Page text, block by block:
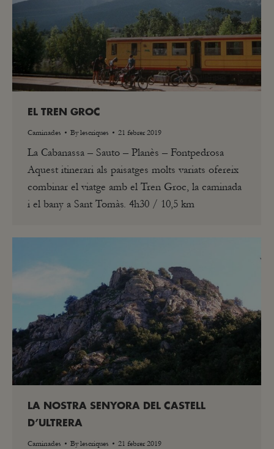
EL TREN GROC
Caminades Bylescriques 21 febrer 2019
La Cabanassa – Sauto – Planès – Fontpedrosa
Aquest itinerari als paisatges molts variats ofereix
combinar el viatge amb el Tren Groc, la caminada
i el bany a Sant Tomàs. 4h30 / 10,5 km
LA NOSTRA SENYORA DEL CASTELL
D’ULTRERA
Caminades Bylescriques 21 febrer 2019